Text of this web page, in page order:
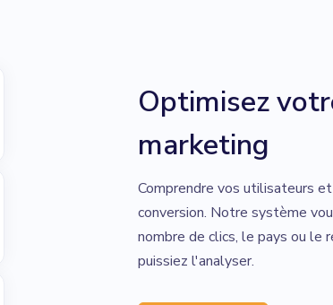
Optimisez
marketing
Comprendre vos utilisateurs
conversion. Notre système
nombre de clics, le pays ou le
puissiez l'analyser.